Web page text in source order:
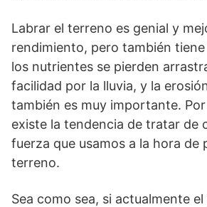
Labrar el terreno es genial y
rendimiento, pero también
los nutrientes se pierden
facilidad por la lluvia, y la
también es muy importante.
existe la tendencia de tratar de
fuerza que usamos a la hora de
terreno.
Sea como sea, si actualmente